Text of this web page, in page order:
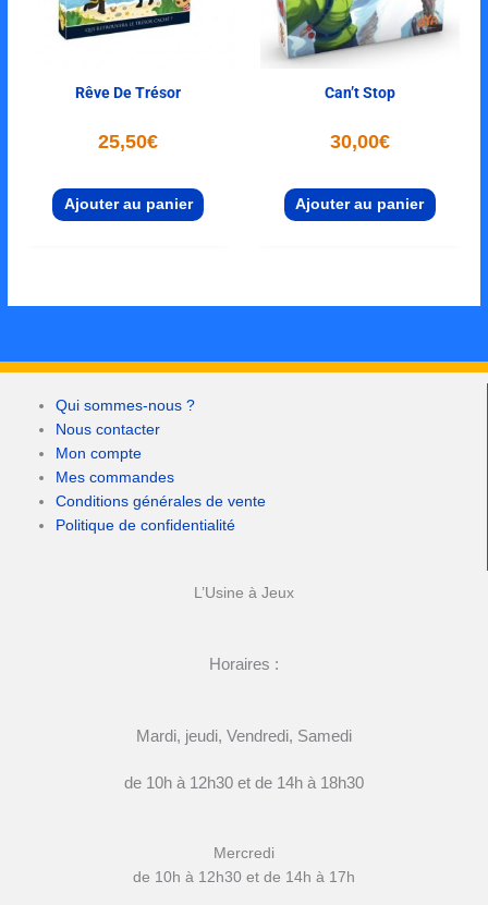
Rêve De Trésor
25,50€
Ajouter au panier
Can’t Stop
30,00€
Ajouter au panier
Qui sommes-nous ?
Nous contacter
Mon compte
Mes commandes
Conditions générales de vente
Politique de confidentialité
L’Usine à Jeux
Horaires :
Mardi, jeudi, Vendredi, Samedi
de 10h à 12h30 et de 14h à 18h30
Mercredi
de 10h à 12h30 et de 14h à 17h